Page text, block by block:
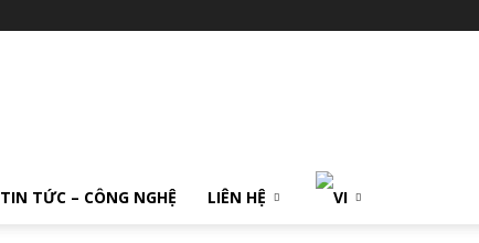
TIN TỨC – CÔNG NGHỆ LIÊN HỆ